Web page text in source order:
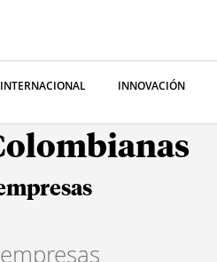
INTERNACIONAL INNOVACIÓN